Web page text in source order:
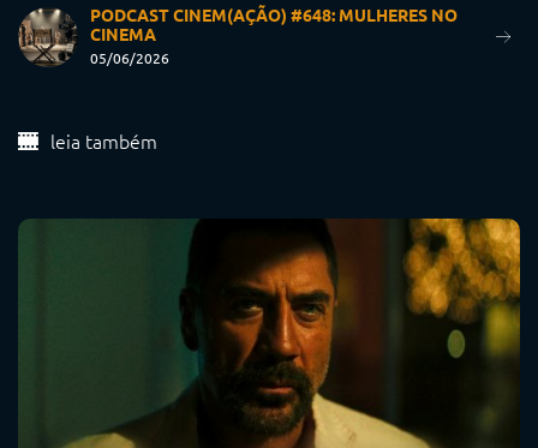
PODCAST CINEM(AÇÃO) #648: MULHERES NO
CINEMA
05/06/2026
leia também